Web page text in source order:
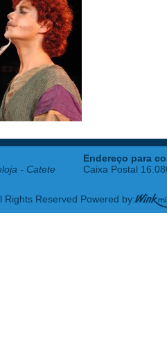
- Catete
Endereço para
Caixa Postal
Reserved Powered by: